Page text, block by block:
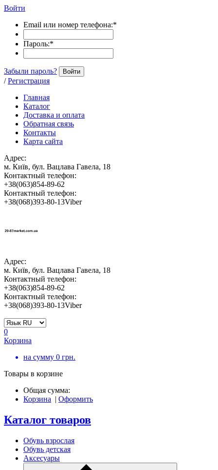
Войти
Email или номер телефона:*
Пароль:*
Забыли пароль? Войти
/ Регистрация
Главная
Каталог
Доставка и оплата
Обратная связь
Контакты
Карта сайта
Адрес:
м. Київ, бул. Вацлава Гавела, 18
Контактный телефон:
+38(063)854-89-62
Контактный телефон:
+38(068)393-80-13Viber
Адрес:
м. Київ, бул. Вацлава Гавела, 18
Контактный телефон:
+38(063)854-89-62
Контактный телефон:
+38(068)393-80-13Viber
0
Корзина
на сумму 0 грн.
Товары в корзине
Общая сумма:
Корзина | Оформить
Каталог товаров
Обувь взрослая
Обувь детская
Аксесуары